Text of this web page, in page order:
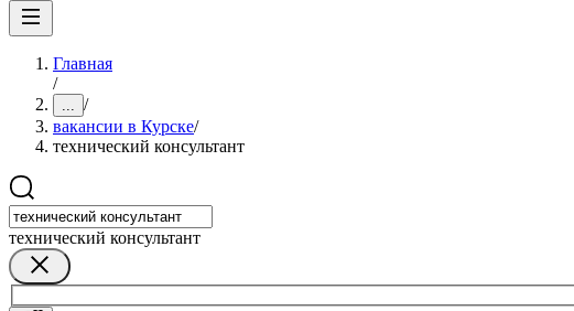
Главная
/
... /
вакансии в Курске/
технический консультант
технический консультант